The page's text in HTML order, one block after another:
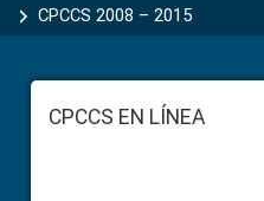
CPCCS 2008 – 2015
FooterCPCCS EN LÍNEA